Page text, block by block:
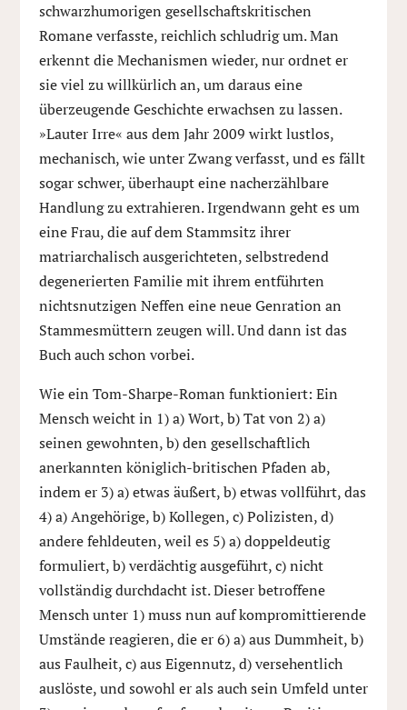
schwarzhumorigen gesellschaftskritischen
Romane verfasste, reichlich schludrig um. Man
erkennt die Mechanismen wieder, nur ordnet er
sie viel zu willkürlich an, um daraus eine
überzeugende Geschichte erwachsen zu lassen.
»Lauter Irre« aus dem Jahr 2009 wirkt lustlos,
mechanisch, wie unter Zwang verfasst, und es fällt
sogar schwer, überhaupt eine nacherzählbare
Handlung zu extrahieren. Irgendwann geht es um
eine Frau, die auf dem Stammsitz ihrer
matriarchalisch ausgerichteten, selbstredend
degenerierten Familie mit ihrem entführten
nichtsnutzigen Neffen eine neue Genration an
Stammesmüttern zeugen will. Und dann ist das
Buch auch schon vorbei.
Wie ein Tom-Sharpe-Roman funktioniert: Ein
Mensch weicht in 1) a) Wort, b) Tat von 2) a)
seinen gewohnten, b) den gesellschaftlich
anerkannten königlich-britischen Pfaden ab,
indem er 3) a) etwas äußert, b) etwas vollführt, das
4) a) Angehörige, b) Kollegen, c) Polizisten, d)
andere fehldeuten, weil es 5) a) doppeldeutig
formuliert, b) verdächtig ausgeführt, c) nicht
vollständig durchdacht ist. Dieser betroffene
Mensch unter 1) muss nun auf kompromittierende
Umstände reagieren, die er 6) a) aus Dummheit, b)
aus Faulheit, c) aus Eigennutz, d) versehentlich
auslöste, und sowohl er als auch sein Umfeld unter